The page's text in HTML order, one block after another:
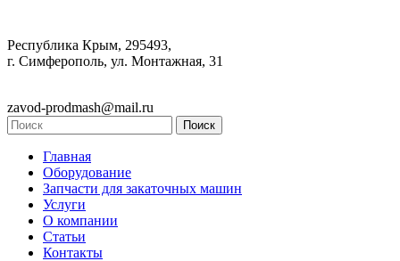
Республика Крым, 295493,
г. Симферополь, ул. Монтажная, 31
zavod-prodmash@mail.ru
Главная
Оборудование
Запчасти для закаточных машин
Услуги
О компании
Статьи
Контакты